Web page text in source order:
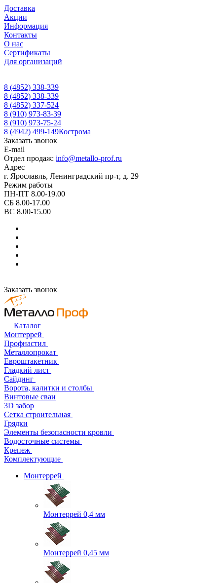
Доставка
Акции
Информация
Контакты
О нас
Сертификаты
Для организаций
8 (4852) 338-339
8 (4852) 338-339
8 (4852) 337-524
8 (910) 973-83-39
8 (910) 973-75-24
8 (4942) 499-149Кострома
Заказать звонок
E-mail
Отдел продаж: info@metallo-prof.ru
Адрес
г. Ярославль, Ленинградский пр-т, д. 29
Режим работы
ПН-ПТ 8.00-19.00
СБ 8.00-17.00
ВС 8.00-15.00
Заказать звонок
Каталог
Монтеррей
Профнастил
Металлопрокат
Евроштакетник
Гладкий лист
Сайдинг
Ворота, калитки и столбы
Винтовые сваи
3D забор
Сетка строительная
Грядки
Элементы безопасности кровли
Водосточные системы
Крепеж
Комплектующие
Монтеррей
Монтеррей 0,4 мм
Монтеррей 0,45 мм